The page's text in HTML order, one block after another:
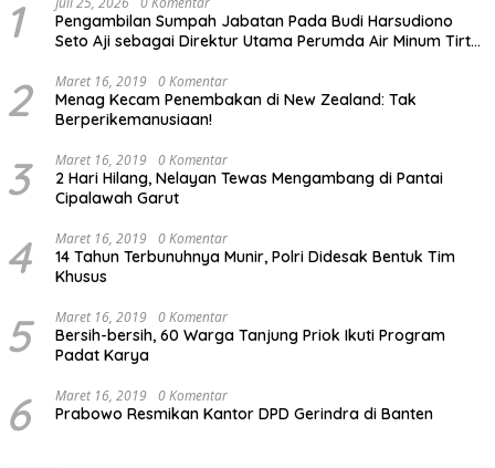
1
Pengambilan Sumpah Jabatan Pada Budi Harsudiono
Seto Aji sebagai Direktur Utama Perumda Air Minum Tirta
2 Maret 16, 2019 0 Komentar
Menag Kecam Penembakan di New Zealand: Tak
Berperikemanusiaan!
3 Maret 16, 2019 0 Komentar
2 Hari Hilang, Nelayan Tewas Mengambang di Pantai
Cipalawah Garut
4 Maret 16, 2019 0 Komentar
14 Tahun Terbunuhnya Munir, Polri Didesak Bentuk Tim
Khusus
5 Maret 16, 2019 0 Komentar
Bersih-bersih, 60 Warga Tanjung Priok Ikuti Program
Padat Karya
6 Maret 16, 2019 0 Komentar
Prabowo Resmikan Kantor DPD Gerindra di Banten